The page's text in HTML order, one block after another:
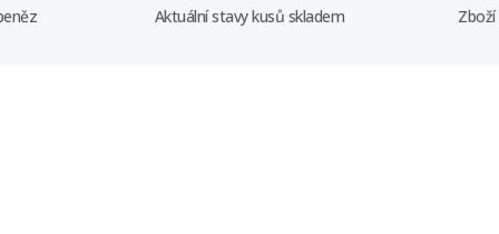
Aktuální stavy kusů skladem